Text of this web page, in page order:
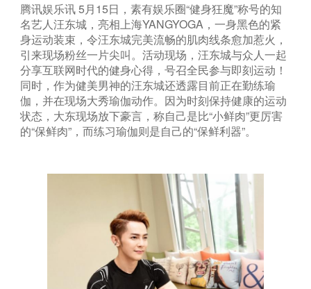
腾讯娱乐讯 5月15日，素有娱乐圈“健身狂魔”称号的知
名艺人汪东城，亮相上海YANGYOGA，一身黑色的紧
身运动装束，令汪东城完美流畅的肌肉线条愈加惹火，
引来现场粉丝一片尖叫。活动现场，汪东城与众人一起
分享互联网时代的健身心得，号召全民参与即刻运动！
同时，作为健美男神的汪东城还透露目前正在勤练瑜
伽，并在现场大秀瑜伽动作。因为时刻保持健康的运动
状态，大东现场放下豪言，称自己是比“小鲜肉”更厉害
的“保鲜肉”，而练习瑜伽则是自己的“保鲜利器”。